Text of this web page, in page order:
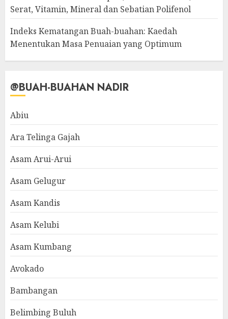
Serat, Vitamin, Mineral dan Sebatian Polifenol
Indeks Kematangan Buah-buahan: Kaedah
Menentukan Masa Penuaian yang Optimum
@BUAH-BUAHAN NADIR
Abiu
Ara Telinga Gajah
Asam Arui-Arui
Asam Gelugur
Asam Kandis
Asam Kelubi
Asam Kumbang
Avokado
Bambangan
Belimbing Buluh